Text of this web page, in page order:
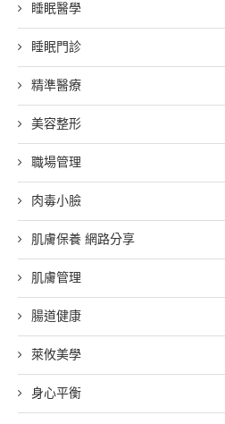
睡眠醫學
睡眠門診
精準醫療
美容整形
職場管理
肉毒小臉
肌膚保養 網路分享
肌膚管理
腸道健康
萊攸美學
身心平衡